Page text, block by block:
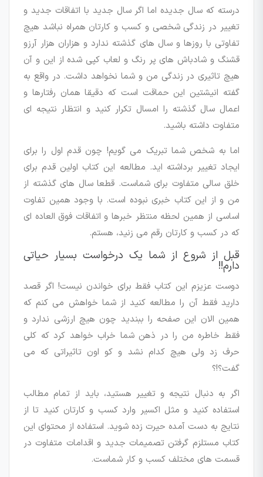
درسته که سال جدیده اما اگر سال جدید با اتفاقات جدید و
تغییر در زندگی شخصی و کسب و کارتان همراه نباشد هیچ
تفاوتی با روزها و سال های گذشته ندارد و هزاران هزار آرزو
قشنگ و شادباش های پر رنگ و لعاب کپی شده از این و آن
هیچ تاثیری در زندگی من و شما نخواهد داشت. در واقع به
گفته انیشتین این حماقت است که دقیقا همان رفتارها و
اعمال سال گذشته را امسال تکرار کنید و انتظار نتیجه ای
متفاوت داشته باشید.
اما به شخص شما تبریک می گویم! چون قدم اول را برای
ایجاد تغییر برداشته اید. مطالعه این کتاب اولین قدم برای
خلق سالی متفاوت برای شماست. قطعا سال های گذشته از
من و از این کتاب خبری نبوده است. با وجود همین تفاوت
اساسی از همین لحظه منتظر خبرها و اتفاقات فوق العاده ای
که در کسب و کارتان رقم می زنید، هستم.
قبل از شروع از شما یک درخواست بسیار حیاتی
دارم!!
دوست عزیزم این کتاب فقط برای خواندن نیست! اگر قصد
دارید فقط آن را مطالعه کنید از شما خواهش می کنم که
همین الان این صفحه را ببندید چون هیچ ارزشی ندارد و
فقط خاطره من را در ذهن شما خراب خواهد کرد که کلی
حرف زد ولی هیچ کدام نشد و کو اون تاثیراتی که می
گفت؟!؟
اگر به دنبال نتیجه و تغییر هستید، باید از تمام مطالب
استفاده کنید و مثل اکسیر وارد کسب و کارتان کنید تا از
نتایج به دست آمده حیرت زده شوید. استفاده از محتوای این
کتاب مستلزم گرفتن تصمیمات جدید و اقدامات متفاوت در
قسمت های مختلف کسب و کار شماست.